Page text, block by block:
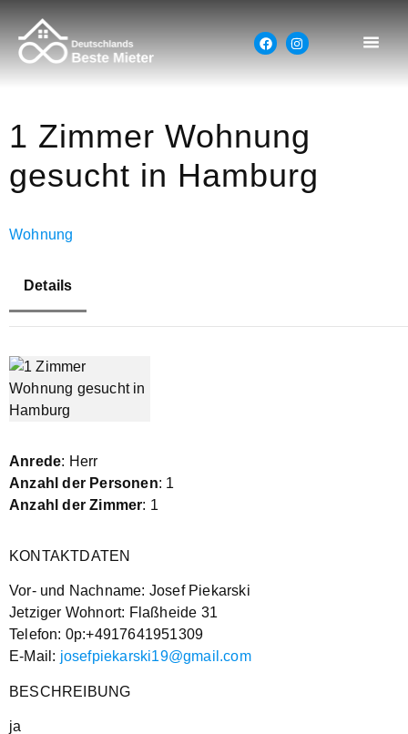
1 Zimmer Wohnung
gesucht in Hamburg
Wohnung
Details
Anrede: Herr
Anzahl der Personen: 1
Anzahl der Zimmer: 1
KONTAKTDATEN
Vor- und Nachname: Josef Piekarski
Jetziger Wohnort: Flaßheide 31
Telefon: 0p:+4917641951309
E-Mail: josefpiekarski19@gmail.com
BESCHREIBUNG
ja